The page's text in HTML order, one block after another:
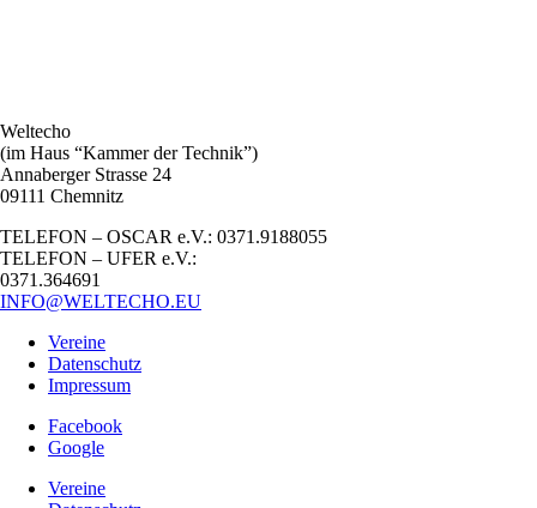
Weltecho
(im Haus “Kammer der Technik”)
Annaberger Strasse 24
09111 Chemnitz
TELEFON – OSCAR e.V.: 0371.9188055
TELEFON – UFER e.V.:
0371.364691
INFO@WELTECHO.EU
Vereine
Datenschutz
Impressum
Facebook
Google
Vereine